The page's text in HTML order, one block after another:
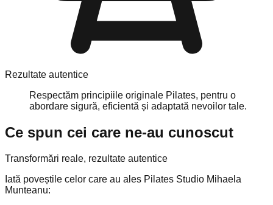
Rezultate autentice
Respectăm principiile originale Pilates, pentru o
abordare sigură, eficientă și adaptată nevoilor tale.
Ce spun cei care ne-au cunoscut
Transformări reale, rezultate autentice
Iată poveștile celor care au ales Pilates Studio Mihaela
Munteanu: